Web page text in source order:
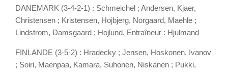
DANEMARK (3-4-2-1) : Schmeichel ; Andersen, Kjaer,
Christensen ; Kristensen, Hojbjerg, Norgaard, Maehle ;
Lindstrom, Damsgaard ; Hojlund. Entraîneur : Hjulmand
FINLANDE (3-5-2) : Hradecky ; Jensen, Hoskonen, Ivanov
; Soiri, Maenpaa, Kamara, Suhonen, Niskanen ; Pukki,